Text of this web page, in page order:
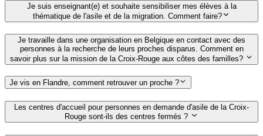
Je suis enseignant(e) et souhaite sensibiliser mes élèves à la
thématique de l'asile et de la migration. Comment faire?
Je travaille dans une organisation en Belgique en contact avec des
personnes à la recherche de leurs proches disparus. Comment en
savoir plus sur la mission de la Croix-Rouge aux côtes des familles?
Je vis en Flandre, comment retrouver un proche ?
Les centres d'accueil pour personnes en demande d'asile de la Croix-
Rouge sont-ils des centres fermés ?